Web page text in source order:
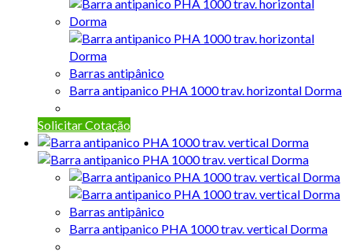
Barras antipânico
Barra antipanico PHA 1000 trav. horizontal Dorma
Solicitar Cotação
Barras antipânico
Barra antipanico PHA 1000 trav. vertical Dorma